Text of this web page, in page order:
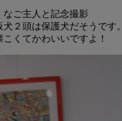
なご主人と記念撮影
２頭は保護犬だそうです。
くてかわいいですよ！